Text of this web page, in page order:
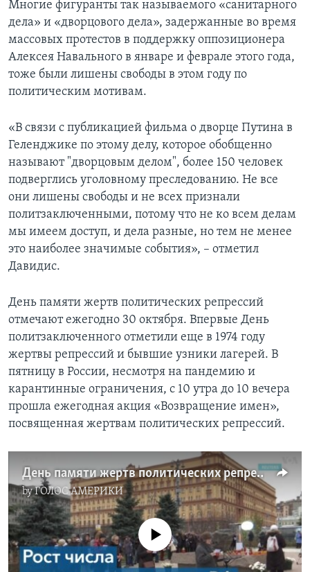
Многие фигуранты так называемого «санитарного
дела» и «дворцового дела», задержанные во время
массовых протестов в поддержку оппозиционера
Алексея Навального в январе и феврале этого года,
тоже были лишены свободы в этом году по
политическим мотивам.
«В связи с публикацией фильма о дворце Путина в
Геленджике по этому делу, которое обобщенно
называют "дворцовым делом", более 150 человек
подверглись уголовному преследованию. Не все
они лишены свободы и не всех признали
политзаключенными, потому что не ко всем делам
мы имеем доступ, и дела разные, но тем не менее
это наиболее значимые события», – отметил
Давидис.
День памяти жертв политических репрессий
отмечают ежегодно 30 октября. Впервые День
политзаключенного отметили еще в 1974 году
жертвы репрессий и бывшие узники лагерей. В
пятницу в России, несмотря на пандемию и
карантинные ограничения, с 10 утра до 10 вечера
прошла ежегодная акция «Возвращение имен»,
посвященная жертвам политических репрессий.
День памяти жертв политических репрессий
byГОЛОС АМЕРИКИ
No media source currently available